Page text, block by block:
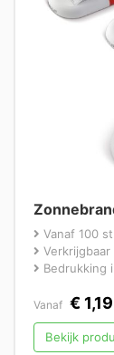
Vanaf 100
Bedrukking
Vanaf € 1,19
Bekijk